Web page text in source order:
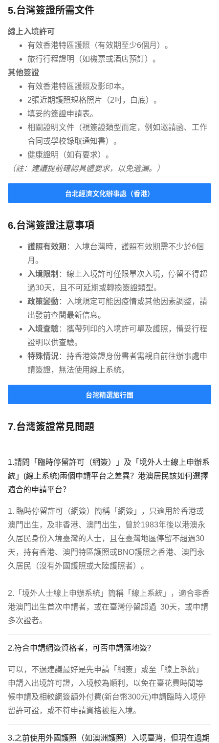
5.台灣簽證所需文件
線上入境許可
有效香港特區護照（有效期至少6個月）。
旅行行程證明（如機票或酒店預訂）。
其他簽證
有效香港特區護照及影印本。
2張近期護照規格照片（2吋，白底）。
填妥的簽證申請表。
相關證明文件（視簽證類型而定，例如邀請函、工作
合同或學校錄取通知書）。
健康證明（如有要求）。
（註：建議提前確認具體要求，以免遺漏。）
台北經濟文化辦事處（香港）
6.台灣簽證注意事項
護照有效期 ：入境台灣時，護照有效期需不少於6個
月。
入境限制 ：線上入境許可僅限單次入境，停留不得超
過30天，且不可延期或轉換簽證類型。
政策變動：入境規定可能因疫情或其他因素調整，請
出發前查閱最新信息。
入境查驗：攜帶列印的入境許可單及護照，備妥行程
證明以供查驗。
特殊情況：持香港簽證身份書者需親自前往辦事處申
請簽證，無法使用線上系統。
台灣精選旅行團
7.台灣簽證常見問題
1.請問「臨時停留許可（網簽）」及「境外人士線上申辦系
統」(線上系統)兩個申請平台之差異？港澳居民該如何選擇
適合的申請平台？
1. 臨時停留許可（網簽）簡稱「網簽」，只適用於香港或
澳門出生，及非香港、澳門出生，曾於1983年後以港澳永
久居民身份入境臺灣的人士，且在臺灣地區停留不超過30
天，持有香港、澳門特區護照或BNO護照之香港、澳門永
久居民（沒有外國護照或大陸護照者）。
2.「境外人士線上申辦系統」簡稱「線上系統」，適合非香
港澳門出生首次申請者，或在臺灣停留超過  30天，或申請
多次證者。
2.符合申請網簽資格者，可否申請落地簽？
可以，不過建議最好是先申請「網簽」或至「線上系統」
申請入出境許可證，入境較為順利，以免在臺花費時間等
候申請及相較網簽額外付費(新台幣300元)申請臨時入境停
留許可證，或不符申請資格被拒入境。
3.之前使用外國護照（如澳洲護照）入境臺灣，但現在過期